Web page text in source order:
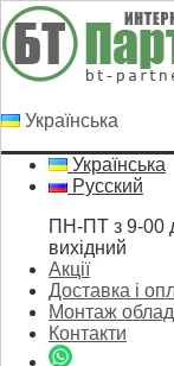
Українська
Українська
Русский
ПН-ПТ з 9-00
вихідний
Акції
Доставка і
Монтаж
Контакти